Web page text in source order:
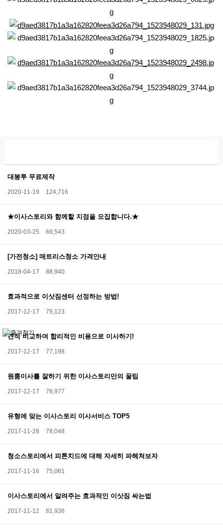
대봉투 무료제작
2020-11-19 124,716
★이사스토리와 함께할 지점을 모집합니다.★
2020-03-25 69,543
[가전청소] 매트리스청소 가격안내
2018-04-17 88,940
효과적으로 이삿짐센터 선정하는 방법!
2017-12-17 79,123
견적 비교하여 합리적인 비용으로 이사하기!
2017-12-17 77,198
원룸이사를 잘하기 위한 이사스토리만의 꿀팁
2017-12-17 76,977
유형에 맞는 이사스토리 이사서비스 TOP5
2017-11-28 78,048
청소스토리에서 피톤치드에 대해 자세히 파헤쳐보자
2017-11-16 75,061
이사스토리에서 알려주는 효과적인 이삿짐 싸는법
2017-11-12 81,936